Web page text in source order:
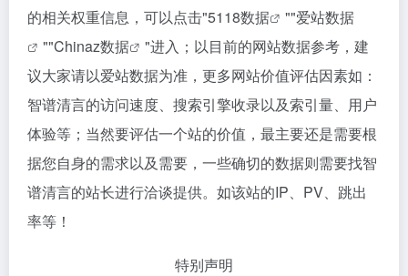
的相关权重信息，可以点击"5118数据 ""爱站数据
""Chinaz数据
"进入；以目前的网站数据参考，建
议大家请以爱站数据为准，更多网站价值评估因素如：
智谱清言的访问速度、搜索引擎收录以及索引量、用户
体验等；当然要评估一个站的价值，最主要还是需要根
据您自身的需求以及需要，一些确切的数据则需要找智
谱清言的站长进行洽谈提供。如该站的IP、PV、跳出
率等！
特别声明